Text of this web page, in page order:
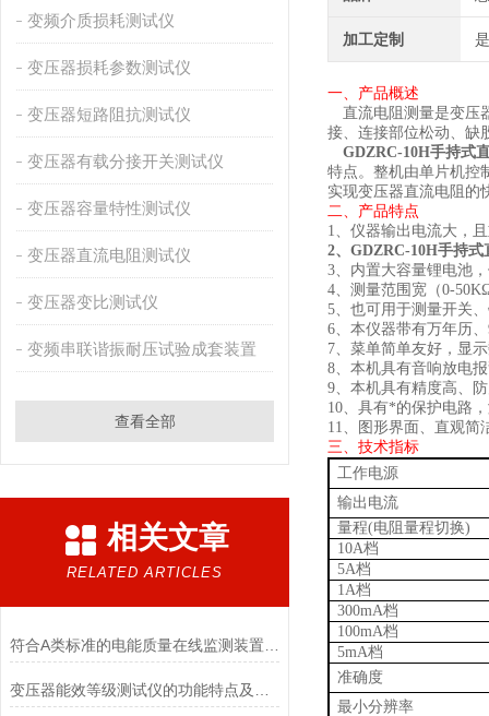
变频介质损耗测试仪
变压器损耗参数测试仪
变压器短路阻抗测试仪
变压器有载分接开关测试仪
变压器容量特性测试仪
变压器直流电阻测试仪
变压器变比测试仪
变频串联谐振耐压试验成套装置
查看全部
相关文章
RELATED ARTICLES
加工定制
一、产品概述
直流电阻测量是变压
接、连接部位松动、缺
GDZRC-10H手持式
特点。整机由单片机控
实现变压器直流电阻的
二、产品特点
1、 仪器输出电流大，
2、 GDZRC-10H手持式
3、 内置大容量锂电池
4、 测量范围宽（0-50K
5、 也可用于测量开关
6、 本仪器带有万年历、
7、 菜单简单友好，显
8、 本机具有音响放电
9、 本机具有精度高、
10、 具有*的保护电路
11、
图形界面、直观简
三、 技术指标
工作电源
输出电流
量程(电阻量程切换)
10A档
5A档
1A档
300mA档
100mA档
5mA档
准确度
最小分辨率